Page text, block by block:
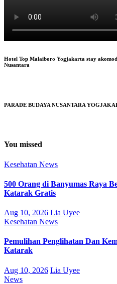
Hotel Top Malaiboro Yogjakarta stay
Nusantara
PARADE BUDAYA NUSANTARA
You missed
Kesehatan News
500 Orang di Banyumas Raya
Katarak Gratis
Aug 10, 2026 Lia Uyee
Kesehatan News
Pemulihan Penglihatan Dan
Katarak
Aug 10, 2026 Lia Uyee
News